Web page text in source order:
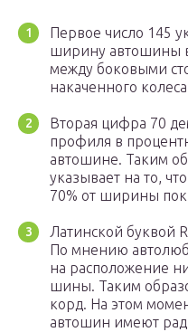
Первое число 145
ширину автошины в
между боковыми
накаченного
Вторая цифра 70
профиля в
автошине. Таким
указывает на то,
70% от ширины
Латинской буквой
По мнению
на расположение
шины. Таким
корд. На этом
автошин имеют